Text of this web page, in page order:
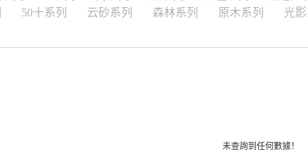
50十系列 云砂系列 森林系列 原木系列 光影
未查詢到任何數據！